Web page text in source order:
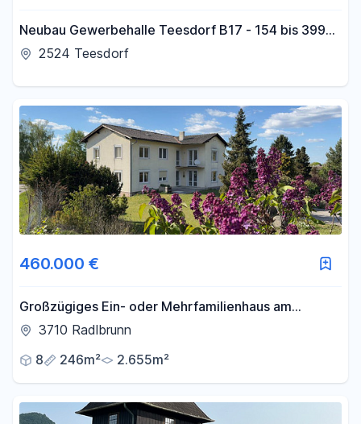
Neubau Gewerbehalle Teesdorf B17 - 154 bis 399
m2 - Fussbodenheizung - sofort beziehbar
2524 Teesdorf
460.000 €
Großzügiges Ein- oder Mehrfamilienhaus am
Waldrand - Provisionsfrei
3710 Radlbrunn
8
246m² 2.655m²